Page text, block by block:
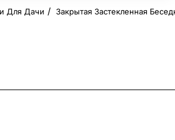
Для Дачи Закрытая Застекленная